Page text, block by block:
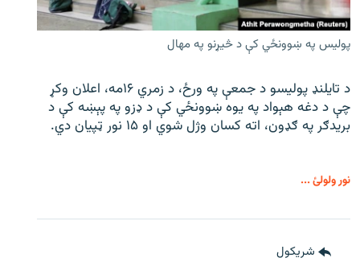
پولیس په ښوونځي کې د څیړنو په مهال
د تایلنډ پولیسو د جمعې په ورځ، د زمري ۱۶مه، اعلان وکړ
چې د دغه هېواد په یوه ښوونځي کې د ډزو په پېښه کې د
بریدګر په ګډون، اته کسان وژل شوي او ۱۵ نور ټپیان دي.
نور ولولئ ...
شريکول